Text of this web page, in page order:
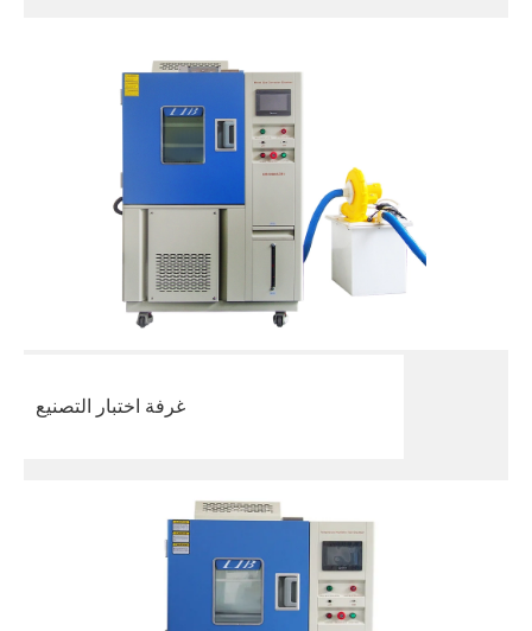
غرفة اختبار التصنيع